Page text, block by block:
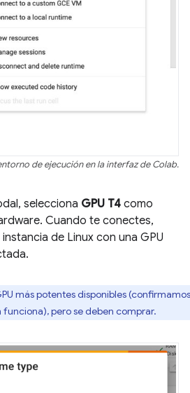
de ejecución en la interfaz de Colab.
selecciona GPU T4 como
Cuando te conectes,
de Linux con una GPU
más potentes disponibles (confirmamos
funciona), pero se deben comprar.